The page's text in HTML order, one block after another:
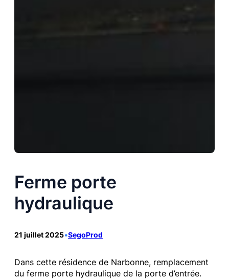
Ferme porte
hydraulique
21 juillet 2025•SegoProd
Dans cette résidence de Narbonne, remplacement
du ferme porte hydraulique de la porte d’entrée.